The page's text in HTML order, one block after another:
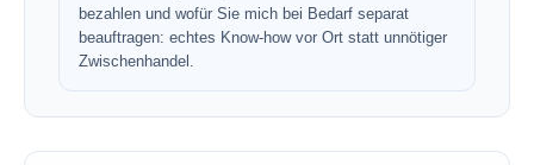
bezahlen und wofür Sie mich bei Bedarf separat
beauftragen: echtes Know-how vor Ort statt unnötiger
Zwischenhandel.